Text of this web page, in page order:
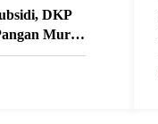
DKP
Murah